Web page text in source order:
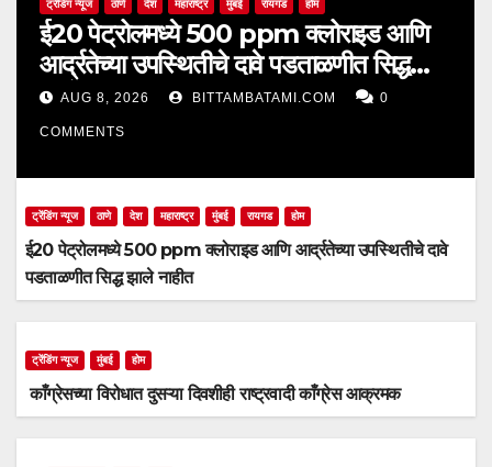
ट्रेंडिंग न्यूज ठाणे देश महाराष्ट्र मुंबई रायगड होम
ई20 पेट्रोलमध्ये 500 ppm क्लोराइड आणि
आर्द्रतेच्या उपस्थितीचे दावे पडताळणीत सिद्ध
झाले नाहीत
AUG 8, 2026 BITTAMBATAMI.COM 0
COMMENTS
ट्रेंडिंग न्यूज ठाणे देश महाराष्ट्र मुंबई रायगड होम
ई20 पेट्रोलमध्ये 500 ppm क्लोराइड आणि आर्द्रतेच्या उपस्थितीचे दावे
पडताळणीत सिद्ध झाले नाहीत
ट्रेंडिंग न्यूज मुंबई होम
काँग्रेसच्या विरोधात दुसऱ्या दिवशीही राष्ट्रवादी काँग्रेस आक्रमक